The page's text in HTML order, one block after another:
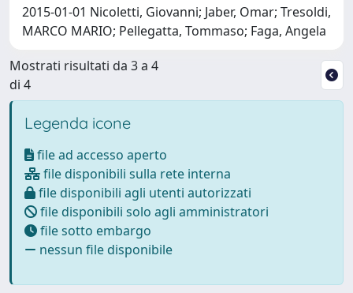
2015-01-01 Nicoletti, Giovanni; Jaber, Omar; Tresoldi,
MARCO MARIO; Pellegatta, Tommaso; Faga, Angela
Mostrati risultati da 3 a 4
di 4
Legenda icone
file ad accesso aperto
file disponibili sulla rete interna
file disponibili agli utenti autorizzati
file disponibili solo agli amministratori
file sotto embargo
nessun file disponibile